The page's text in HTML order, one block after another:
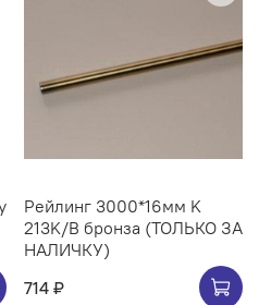
Рейлинг 3000*16мм K
213K/B бронза (ТОЛЬКО ЗА
НАЛИЧКУ)
714 ₽